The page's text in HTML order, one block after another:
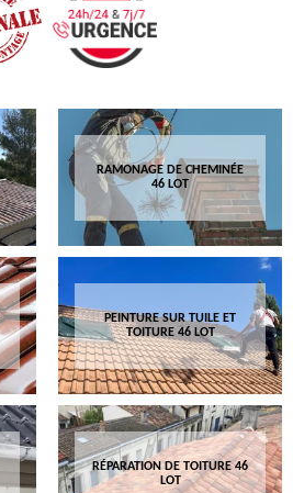
RAMONAGE DE CHEMINÉE
46 LOT
PEINTURE SUR TUILE ET
TOITURE 46 LOT
RÉPARATION DE TOITURE 46
LOT